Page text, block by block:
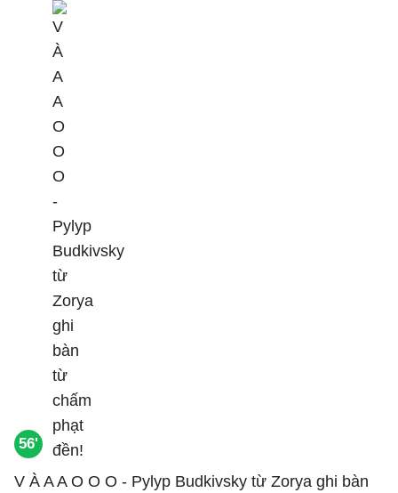
56'
V À A A O O O - Pylyp Budkivsky từ Zorya ghi bàn